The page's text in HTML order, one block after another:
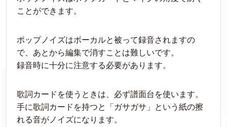
ことができます。
ポップノイズはボーカルと被って録音されますの
で、あとから編集で消すことは難しいです。
録音時に十分に注意する必要があります。
歌詞カードを使うときは、必ず譜面台を使います。
手に歌詞カードを持つと「ガサガサ」という紙の擦
れる音がノイズになります。